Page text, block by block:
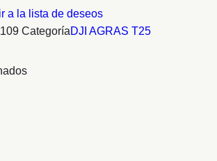
a la lista de deseos
CategoríaDJI AGRAS T25